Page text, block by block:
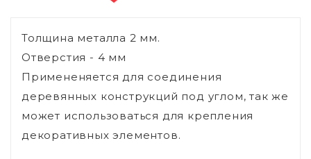
Толщина металла 2 мм.
Отверстия - 4 мм
Примененяется для соединения
деревянных конструкций под углом, так же
может использоваться для крепления
декоративных элементов.